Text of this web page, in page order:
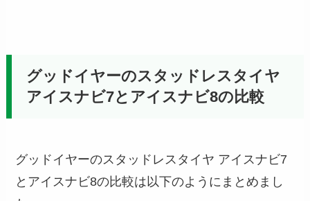
グッドイヤーのスタッドレスタイヤ
アイスナビ7とアイスナビ8の比較
グッドイヤーのスタッドレスタイヤ アイスナビ7
とアイスナビ8の比較は以下のようにまとめまし